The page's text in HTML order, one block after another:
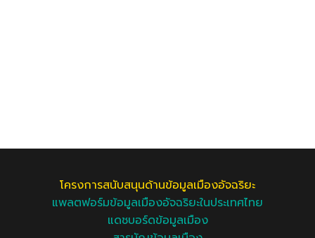
โครงการสนับสนุนด้านข้อมูลเมืองอัจฉริยะ
แพลตฟอร์มข้อมูลเมืองอัจฉริยะในประเทศไทย
แดชบอร์ดข้อมูลเมือง